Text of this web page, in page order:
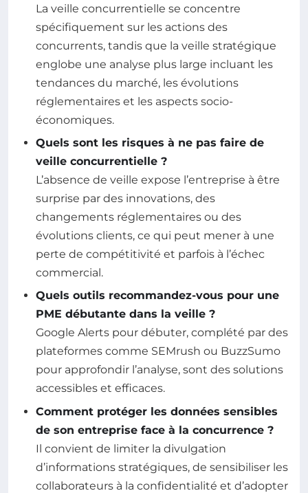
La veille concurrentielle se concentre
spécifiquement sur les actions des
concurrents, tandis que la veille stratégique
englobe une analyse plus large incluant les
tendances du marché, les évolutions
réglementaires et les aspects socio-
économiques.
Quels sont les risques à ne pas faire de
veille concurrentielle ?
L’absence de veille expose l’entreprise à être
surprise par des innovations, des
changements réglementaires ou des
évolutions clients, ce qui peut mener à une
perte de compétitivité et parfois à l’échec
commercial.
Quels outils recommandez-vous pour une
PME débutante dans la veille ?
Google Alerts pour débuter, complété par des
plateformes comme SEMrush ou BuzzSumo
pour approfondir l’analyse, sont des solutions
accessibles et efficaces.
Comment protéger les données sensibles
de son entreprise face à la concurrence ?
Il convient de limiter la divulgation
d’informations stratégiques, de sensibiliser les
collaborateurs à la confidentialité et d’adopter